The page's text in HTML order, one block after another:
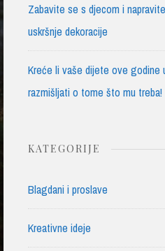
Zabavite se s djecom i
uskršnje dekoracije
Kreće li vaše dijete ove godine
razmišljati o tome što mu treba!
KATEGORIJE
Blagdani i proslave
Kreativne ideje